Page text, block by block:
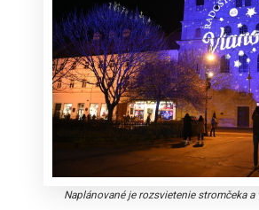
Naplánované je rozsvietenie stromčeka a